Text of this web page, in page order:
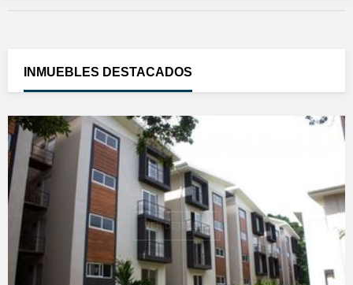
INMUEBLES DESTACADOS
VER DETALLES